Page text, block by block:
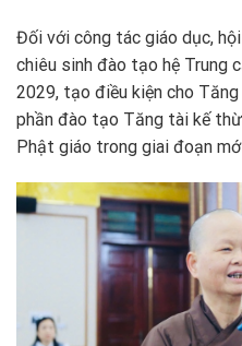
Đối với công tác giáo dục,
chiêu sinh đào tạo hệ Trung
2029, tạo điều kiện cho
phần đào tạo Tăng tài kế
Phật giáo trong giai đoạn